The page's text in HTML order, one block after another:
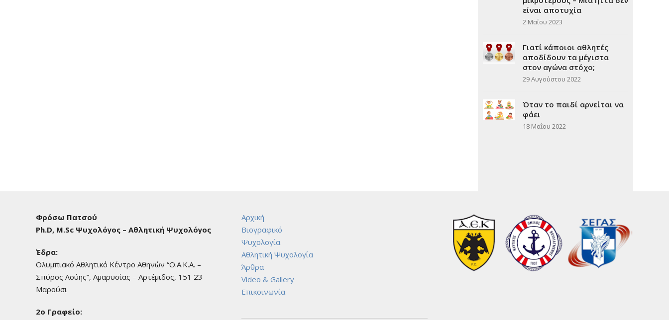
είναι αποτυχία
2 Μαΐου 2023
Γιατί κάποιοι αθλητές
αποδίδουν τα μέγιστα
στον αγώνα στόχο;
29 Αυγούστου 2022
Όταν το παιδί αρνείται να
φάει
18 Μαΐου 2022
Φρόσω Πατσού
Ph.D, M.Sc Ψυχολόγος – Αθλητική Ψυχολόγος
Έδρα:
Ολυμπιακό Αθλητικό Κέντρο Αθηνών “Ο.Α.Κ.Α. –
Σπύρος Λούης”, Αμαρυσίας – Αρτέμιδος, 151 23
Μαρούσι
2o Γραφείο:
Αρχική
Βιογραφικό
Ψυχολογία
Αθλητική Ψυχολογία
Άρθρα
Video & Gallery
Επικοινωνία